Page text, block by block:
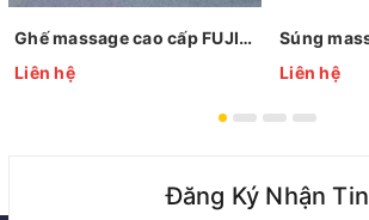
Ghế massage cao cấp FUJIWAGA FC912 Titanium
Liên hệ
Liên hệ
Đăng Ký Nhận Tin